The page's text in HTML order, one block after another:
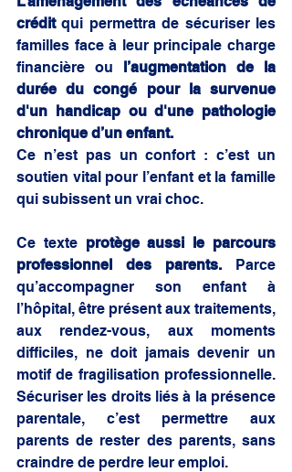
crédit qui permettra de sécuriser les
familles face à leur principale charge
financière ou l’augmentation de la
durée du congé pour la survenue
d'un handicap ou d'une pathologie
chronique d’un enfant.
Ce n’est pas un confort : c’est un
soutien vital pour l’enfant et la famille
qui subissent un vrai choc.
Ce texte protège aussi le parcours
professionnel des parents. Parce
qu’accompagner son enfant à
l’hôpital, être présent aux traitements,
aux rendez-vous, aux moments
difficiles, ne doit jamais devenir un
motif de fragilisation professionnelle.
Sécuriser les droits liés à la présence
parentale, c’est permettre aux
parents de rester des parents, sans
craindre de perdre leur emploi.